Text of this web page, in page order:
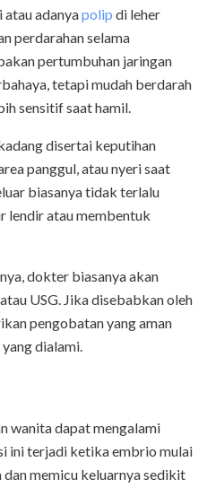
adanyapolip di leher
perdarahan selama
pertumbuhan jaringan
tetapi mudah berdarah
sensitif saat hamil.
disertai keputihan
panggul, atau nyeri saat
biasanya tidak terlalu
lendir atau membentuk
dokter biasanya akan
USG. Jika disebabkan oleh
pengobatan yang aman
dialami.
wanita dapat mengalami
ini terjadi ketika embrio mulai
memicu keluarnya sedikit